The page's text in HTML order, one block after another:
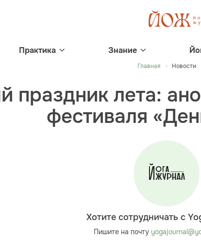
Практика Знание
Главная Новости
праздник лета:
фестиваля
Хотите сотрудничать с
Пишите на почту